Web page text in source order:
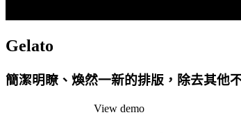
Gelato
簡潔明瞭、煥然一新的排版，除去其他
View demo